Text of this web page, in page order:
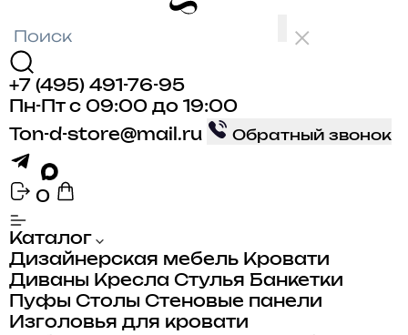
+7 (495) 491-76-95
Пн-Пт с 09:00 до 19:00
Ton-d-store@mail.ru
Обратный звонок
0
Каталог
Дизайнерская мебель Кровати
Диваны Кресла Стулья Банкетки
Пуфы Столы Стеновые панели
Изголовья для кровати